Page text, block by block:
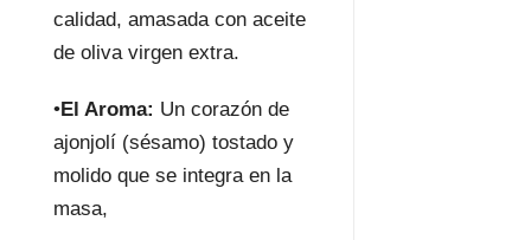
calidad, amasada con aceite
de oliva virgen extra.
•El Aroma: Un corazón de
ajonjolí (sésamo) tostado y
molido que se integra en la
masa,